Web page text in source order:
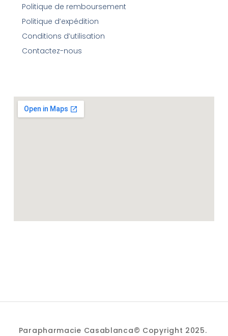
Politique de remboursement
Politique d’expédition
Conditions d’utilisation
Contactez-nous
Parapharmacie Casablanca© Copyright 2025.